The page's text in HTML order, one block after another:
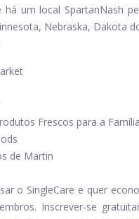
há um local SpartanNash
Nebraska, Dakota
Frescos para a Família
de Martin
o SingleCare e quer
Inscrever-se